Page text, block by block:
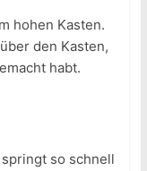
hohen Kasten.
den Kasten,
habt.
so schnell